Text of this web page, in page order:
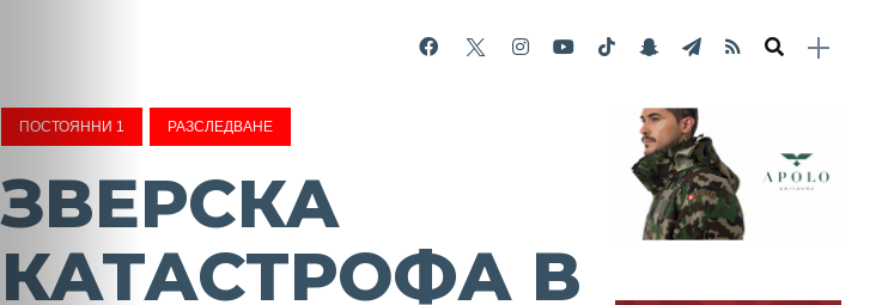
ПОСТОЯННИ 1 РАЗСЛЕДВАНЕ
ЗВЕРСКА
КАТАСТРОФА В